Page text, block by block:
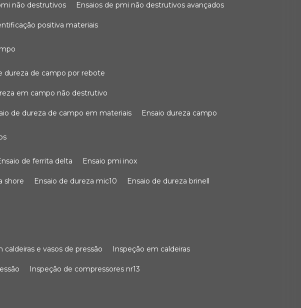
não destrutivos ensaios de pmi não destrutivos avançados
positiva materiais
dureza de campo por rebote
em campo não destrutivo
de dureza de campo em materiais ensaio dureza campo
ensaio de ferrita delta ensaio pmi inox
shore ensaio de dureza mic10 ensaio de dureza brinell
caldeiras e vasos de pressão inspeção em caldeiras
inspeção de compressores nr13